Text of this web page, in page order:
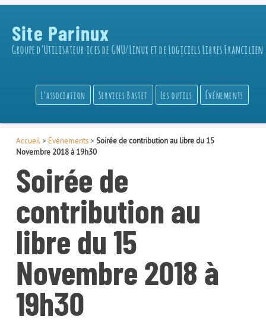
Site Parinux
Groupe d’Utilisateur·ices de GNU/Linux et de Logiciels Libres Francilien
L’association Services Bastet Les outils Événements
Accueil > Événements> Soirée de contribution au libre du 15
Novembre 2018 à 19h30
Soirée de
contribution au
libre du 15
Novembre 2018 à
19h30